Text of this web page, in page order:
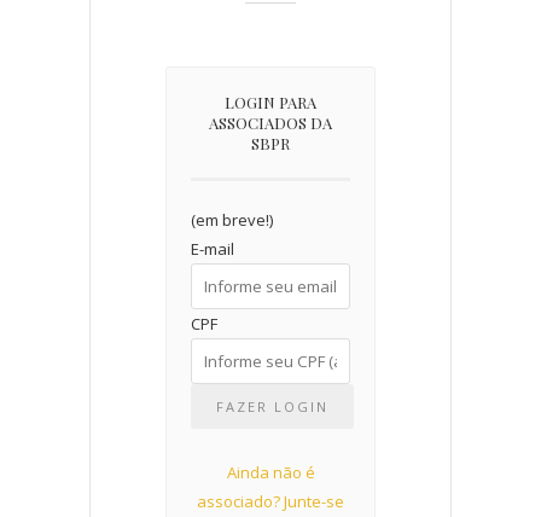
LOGIN PARA
ASSOCIADOS DA
SBPR
(em breve!)
E-mail
CPF
Ainda não é
associado? Junte-se